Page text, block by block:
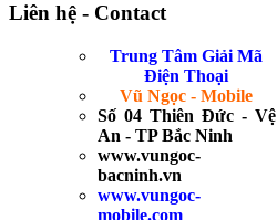
Liên hệ - Contact
Trung Tâm Giải Mã
Điện Thoại
Vũ Ngọc - Mobile
Số 04 Thiên Đức - Vệ
An - TP Bắc Ninh
www.vungoc-
bacninh.vn
www.vungoc-
mobile.com